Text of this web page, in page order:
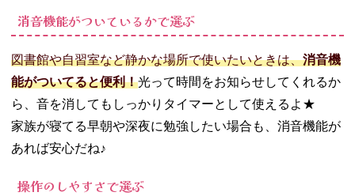
消音機能がついているかで選ぶ
図書館や自習室など静かな場所で使いたいときは、消音機
能がついてると便利！光って時間をお知らせしてくれるか
ら、音を消してもしっかりタイマーとして使えるよ★
家族が寝てる早朝や深夜に勉強したい場合も、消音機能が
あれば安心だね♪
操作のしやすさで選ぶ